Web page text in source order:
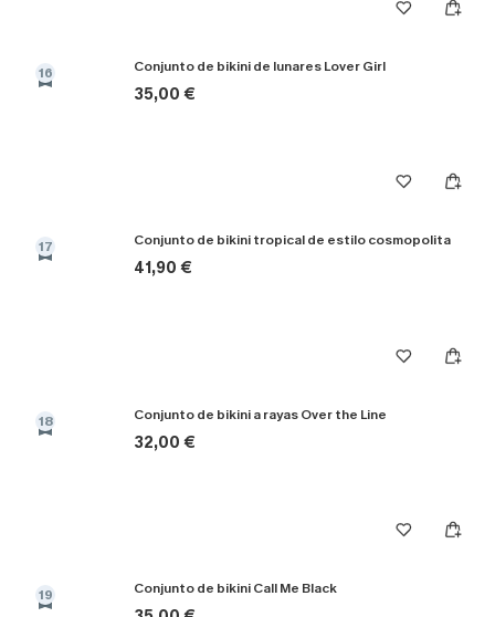
16 Conjunto de bikini de lunares Lover Girl
35,00 €
17 Conjunto de bikini tropical de estilo cosmopolita
41,90 €
18 Conjunto de bikini a rayas Over the Line
32,00 €
19 Conjunto de bikini Call Me Black